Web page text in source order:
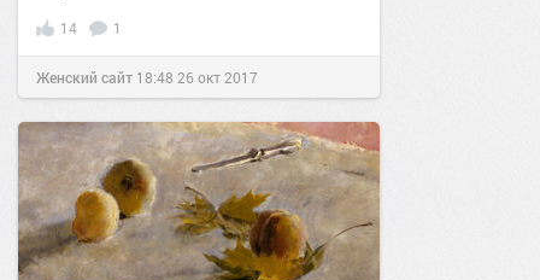
14 1
Женский сайт 18:48 26 окт 2017